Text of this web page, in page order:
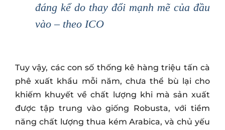
đáng kể do thay đổi mạnh mẽ của đầu
vào – theo ICO
Tuy vậy, các con số thống kê hàng triệu tấn cà
phê xuất khẩu mỗi năm, chưa thể bù lại cho
khiếm khuyết về chất lượng khi mà sản xuất
được tập trung vào giống Robusta, với tiềm
năng chất lượng thua kém Arabica, và chủ yếu